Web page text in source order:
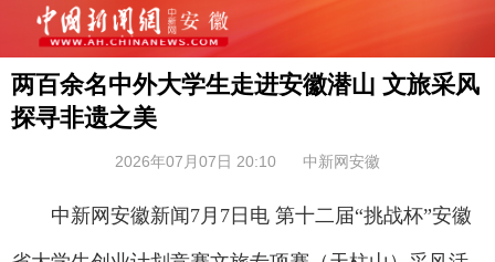
两百余名中外大学生走进安徽潜山 文旅采风
探寻非遗之美
2026年07月07日 20:10 中新网安徽
中新网安徽新闻7月7日电 第十二届“挑战杯”安徽